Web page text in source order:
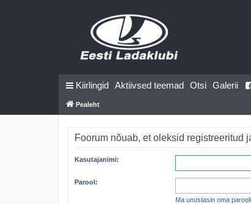
Kiirlingid Aktiivsed teemad Otsi Galerii
Pealeht
Foorum nõuab, et oleksid
Kasutajanimi:
Parool:
Ma unustasin oma parooli